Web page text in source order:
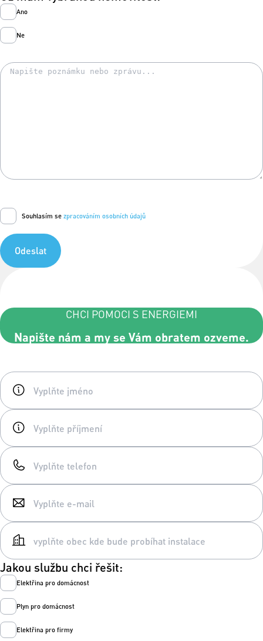
Ano
Ne
Souhlasím se zpracováním osobních údajů
Odeslat
CHCI POMOCI S ENERGIEMI
Napište nám a my se Vám obratem ozveme.
Jakou službu chci řešit:
Elektřina pro domácnost
Plyn pro domácnost
Elektřina pro firmy